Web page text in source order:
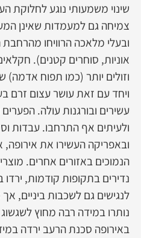
שינוי משמעותי נוגע לחלוקת
צמיחה גם למעמדות שאינן
ובעלי מלאכה הרוויחו
אוניות, סוחרים קטנים).
וזולים יותר (כמו תפוח אדמה)
ויחד עם זאת עושר עצום זרם
עשירים ובורגנות עולה.
ולעיתים אף התרחבו. עבדות
ובאפריקה העשירו את אירופה,
הנמוכים באזורים אחרים.
נדירים בתקופות קודמות,
לנגישים גם לשכבות ביניים,
נותרו במידה רבה מחוץ
באירופה סכנת הרעב ירדה